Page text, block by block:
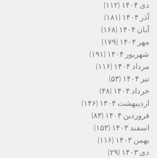
دی ۱۴۰۴
(۱۱۲)
آذر ۱۴۰۴
(۱۸۱)
آبان ۱۴۰۴
(۱۶۸)
مهر ۱۴۰۴
(۱۷۹)
شهریور ۱۴۰۴
(۱۹۱)
مرداد ۱۴۰۴
(۱۱۶)
تیر ۱۴۰۴
(۵۳)
خرداد ۱۴۰۴
(۴۸)
اردیبهشت ۱۴۰۴
(۱۴۶)
فروردین ۱۴۰۴
(۸۳)
اسفند ۱۴۰۳
(۱۵۳)
بهمن ۱۴۰۳
(۱۱۶)
دی ۱۴۰۳
(۲۹)